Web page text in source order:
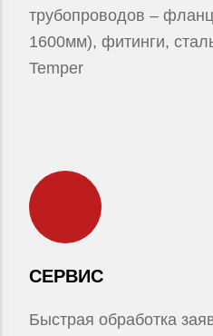
трубопроводов –
1600мм), фитинги,
Temper
СЕРВИС
Быстрая обработка